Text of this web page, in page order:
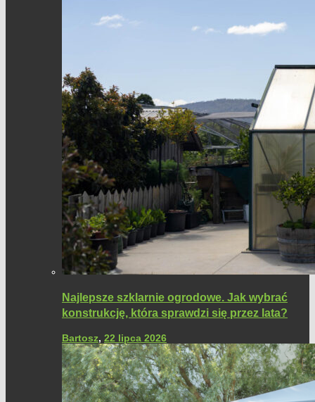
Najlepsze szklarnie ogrodowe. Jak wybrać
konstrukcję, która sprawdzi się przez lata?
Bartosz, 22 lipca 2026